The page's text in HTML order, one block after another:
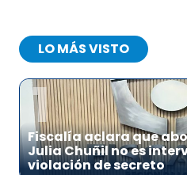
LO MÁS VISTO
1
Fiscalía aclara que
Julia Chuñil no es
violación de secreto